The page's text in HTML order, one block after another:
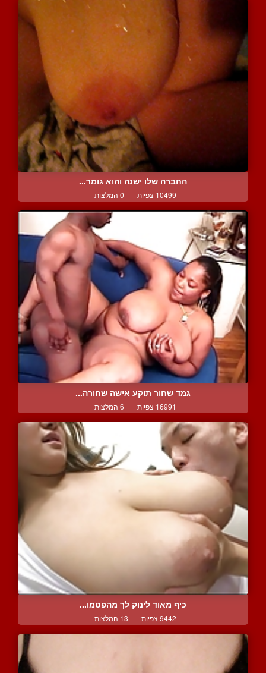
החברה שלו ישנה והוא גומר...
10499 צפיות | 0 המלצות
גמד שחור תוקע אישה שחורה...
16991 צפיות | 6 המלצות
כיף מאוד לינוק לך מהפטמו...
9442 צפיות | 13 המלצות